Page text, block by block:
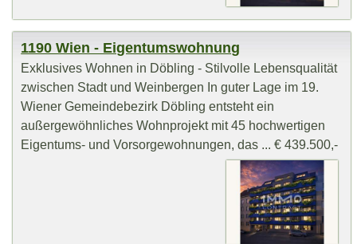
1190 Wien - Eigentumswohnung
Exklusives Wohnen in Döbling - Stilvolle Lebensqualität
zwischen Stadt und Weinbergen In guter Lage im 19.
Wiener Gemeindebezirk Döbling entsteht ein
außergewöhnliches Wohnprojekt mit 45 hochwertigen
Eigentums- und Vorsorgewohnungen, das ... € 439.500,-